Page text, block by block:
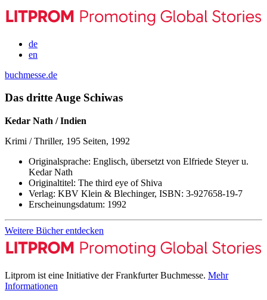
de
en
buchmesse.de
Das dritte Auge Schiwas
Kedar Nath / Indien
Krimi / Thriller, 195 Seiten, 1992
Originalsprache: Englisch, übersetzt von Elfriede Steyer u.
Kedar Nath
Originaltitel: The third eye of Shiva
Verlag: KBV Klein & Blechinger, ISBN: 3-927658-19-7
Erscheinungsdatum: 1992
Weitere Bücher entdecken
Litprom ist eine Initiative der Frankfurter Buchmesse. Mehr
Informationen